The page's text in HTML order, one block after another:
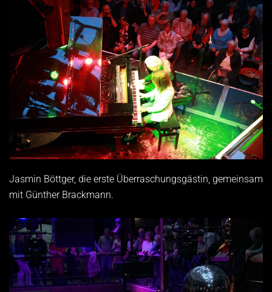
Jasmin Böttger, die erste Überraschungsgästin, gemeinsam
mit Günther Brackmann.